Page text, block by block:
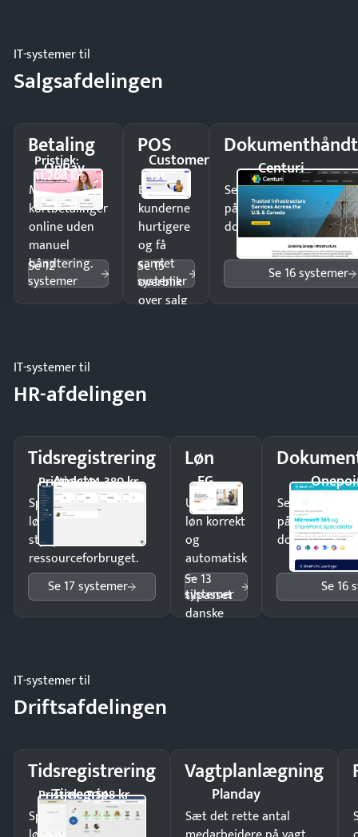
IT-systemer til
Salgsafdelingen
Betaling
OnPay
Pristjek:
11.208 kr
Modtag
kortbetalinger
online uden
manuel
håndtering.
Se 12
systemer
POS
Customer
1st
Ekspedér
kunderne
hurtigere
og få
samlet
overblik
over salg
Se 15
systemer
Centuri
Send kontrakter til
på minutter og mist
dokumenter.
Se 16 systemer
IT-systemer til
HR-afdelingen
Tidsregistrering
Apacta
Pristjek: 44.380 kr
Spar tid på
lønberegning og få
styr på
ressourceforbruget.
Se 17 systemer
Løn
EG
Udbetal
løn korrekt
og
automatisk
—
tilpasset
danske
Se 13
systemer
Send
på minutter
dokumenter.
Se 16
IT-systemer til
Driftsafdelingen
Tidsregistrering
Timegrip
Pristjek: 7.548 kr
Spar tid på
Vagtplanlægning
Planday
Sæt det rette antal